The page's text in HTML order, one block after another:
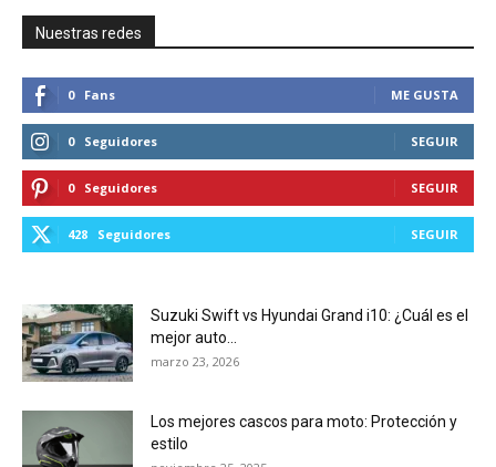
Nuestras redes
0 Fans ME GUSTA
0 Seguidores SEGUIR
0 Seguidores SEGUIR
428 Seguidores SEGUIR
Suzuki Swift vs Hyundai Grand i10: ¿Cuál es el
mejor auto...
marzo 23, 2026
Los mejores cascos para moto: Protección y
estilo